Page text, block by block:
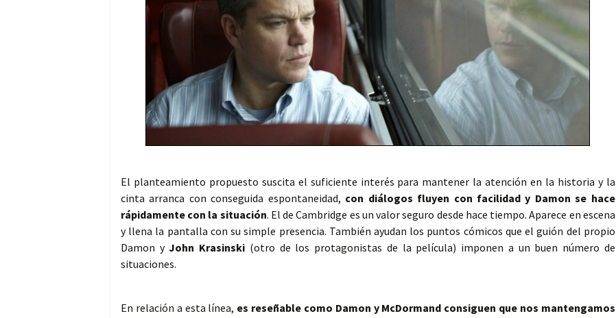
El planteamiento propuesto suscita el suficiente interés para mantener la atención en la historia y la
cinta arranca con conseguida espontaneidad, con diálogos fluyen con facilidad y Damon se hace
rápidamente con la situación. El de Cambridge es un valor seguro desde hace tiempo. Aparece en escena
y llena la pantalla con su simple presencia. También ayudan los puntos cómicos que el guión del propio
Damon yJohn Krasinski (otro de los protagonistas de la película) imponen a un buen número de
situaciones.
En relación a esta línea, es reseñable como Damon y McDormand consiguen que nos mantengamos